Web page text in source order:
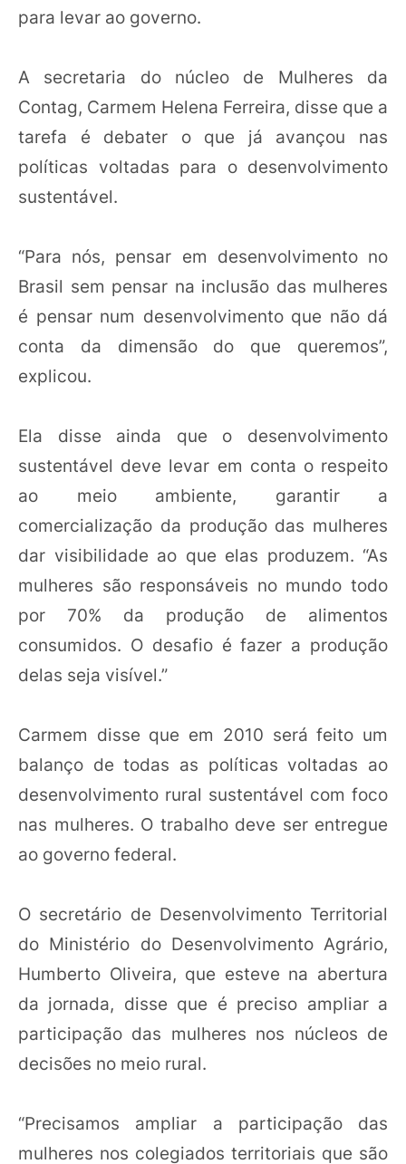
para levar ao governo.
A secretaria do núcleo de Mulheres da
Contag, Carmem Helena Ferreira, disse que a
tarefa é debater o que já avançou nas
políticas voltadas para o desenvolvimento
sustentável.
“Para nós, pensar em desenvolvimento no
Brasil sem pensar na inclusão das mulheres
é pensar num desenvolvimento que não dá
conta da dimensão do que queremos”,
explicou.
Ela disse ainda que o desenvolvimento
sustentável deve levar em conta o respeito
ao meio ambiente, garantir a
comercialização da produção das mulheres
dar visibilidade ao que elas produzem. “As
mulheres são responsáveis no mundo todo
por 70% da produção de alimentos
consumidos. O desafio é fazer a produção
delas seja visível.”
Carmem disse que em 2010 será feito um
balanço de todas as políticas voltadas ao
desenvolvimento rural sustentável com foco
nas mulheres. O trabalho deve ser entregue
ao governo federal.
O secretário de Desenvolvimento Territorial
do Ministério do Desenvolvimento Agrário,
Humberto Oliveira, que esteve na abertura
da jornada, disse que é preciso ampliar a
participação das mulheres nos núcleos de
decisões no meio rural.
“Precisamos ampliar a participação das
mulheres nos colegiados territoriais que são